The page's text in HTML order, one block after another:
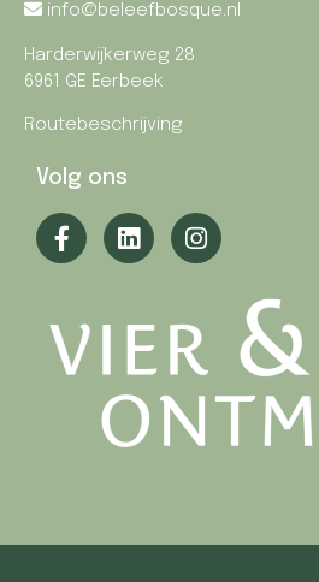
info@beleefbosque.nl
Harderwijkerweg 28
6961 GE Eerbeek
Routebeschrijving
Volg ons